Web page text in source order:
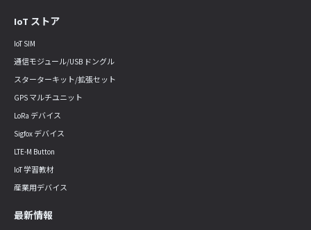
IoT ストア
IoT SIM
通信モジュール/USB ドングル
スターターキット/拡張セット
GPS マルチユニット
LoRa デバイス
Sigfox デバイス
LTE-M Button
IoT 学習教材
産業用デバイス
最新情報